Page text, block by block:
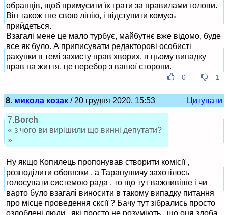
обранців, щоб примусити їх грати за правилами голови.
Він також гне свою лінію, і відступити комусь
прийдеться.
Взагалі мене це мало турбує, майбутнє вже відомо, буде
все як було. А приписувати редакторові особисті
рахунки в темі захисту прав хворих, в цьому випадку
прав на життя, це перебор з вашої сторони.
0 1
8. микола козак / 20 грудня 2020, 15:53 Цитувати
7. Borch
« з чого ви вирішили що винні депутати?
»
Ну якщо Копилець пропонував створити комісії ,
розподілити обовязки , а Таранушичу захотілось
голосувати системою рада , то що тут важливіше і чи
варто було взагалі виносити в такому випадку питання
про місце проведення сксії ? Бачу тут зібрались просто
озлоблені люди , які просто не розуміють , що оця злоба